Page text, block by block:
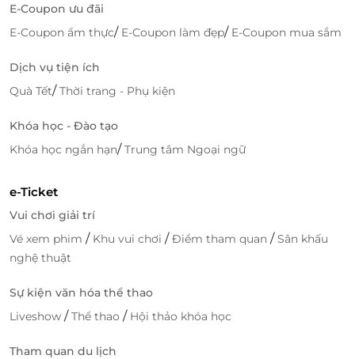
E-Coupon ưu đãi
E-Coupon ẩm thực/ E-Coupon làm đẹp/ E-Coupon mua sắm
Dịch vụ tiện ích
Quà Tết/Thời trang - Phụ kiện
Khóa học - Đào tạo
Khóa học ngắn hạn/Trung tâm Ngoại ngữ
e-Ticket
Vui chơi giải trí
Vé xem phim / Khu vui chơi /Điểm tham quan /Sân khấu
nghệ thuật
Sự kiện văn hóa thể thao
Liveshow /Thể thao / Hội thảo khóa học
Tham quan du lịch